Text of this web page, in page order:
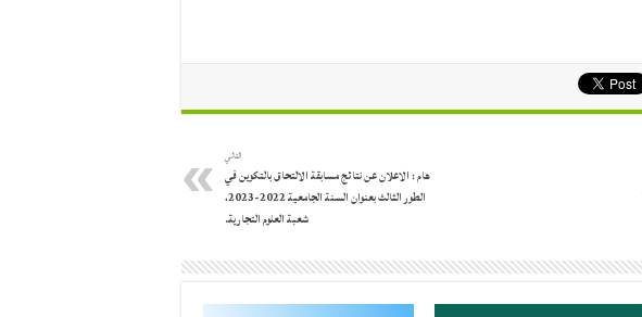
التالي
هام : الاعلان عن نتائج مسابقة الالتحاق بالتكوين في
الطور الثالث بعنوان السنة الجامعية 2022-2023،
شعبة العلوم التجارية.